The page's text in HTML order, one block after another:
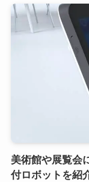
美術館や展覧会
付ロボットを紹